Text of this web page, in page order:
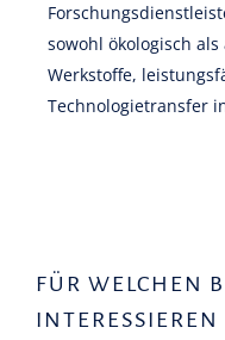
sowohl ökologisch
Werkstoffe,
Technologietransfer
FÜR WELCHEN
INTERESSIEREN